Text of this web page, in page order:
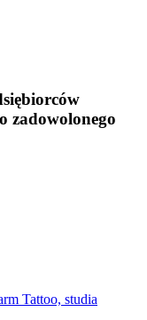
zadowolonego